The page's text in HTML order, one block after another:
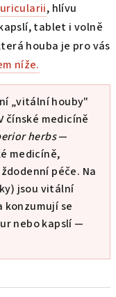
, hlívu
tablet i volně
houba je pro vás
níže.
„vitální houby"
čínské medicíně
herbs—
medicíně,
péče. Na
jsou vitální
se
nebo kapslí —